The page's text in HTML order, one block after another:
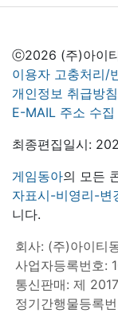
ⓒ2026 (주)아이
이용자 고충처리/
개인정보 취급방침
E-MAIL 주소 수집
최종편집일시:
게임동아의 모든
자표시-비영리-변
니다.
회사: (주)아이티
사업자등록번호:
통신판매: 제
정기간행물등록